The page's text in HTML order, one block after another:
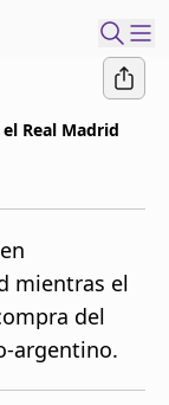
Real Madrid
mientras el
del
argentino.